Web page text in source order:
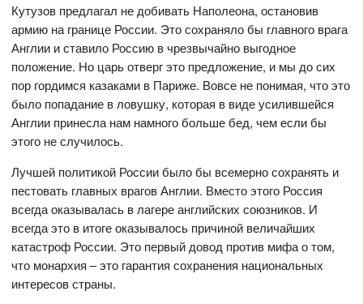
Кутузов предлагал не добивать Наполеона, остановив
армию на границе России. Это сохраняло бы главного врага
Англии и ставило Россию в чрезвычайно выгодное
положение. Но царь отверг это предложение, и мы до сих
пор гордимся казаками в Париже. Вовсе не понимая, что это
было попадание в ловушку, которая в виде усилившейся
Англии принесла нам намного больше бед, чем если бы
этого не случилось.
Лучшей политикой России было бы всемерно сохранять и
пестовать главных врагов Англии. Вместо этого Россия
всегда оказывалась в лагере английских союзников. И
всегда это в итоге оказывалось причиной величайших
катастроф России. Это первый довод против мифа о том,
что монархия – это гарантия сохранения национальных
интересов страны.